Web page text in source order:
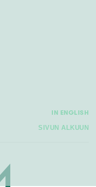
IN ENGLISH
SIVUN ALKUUN